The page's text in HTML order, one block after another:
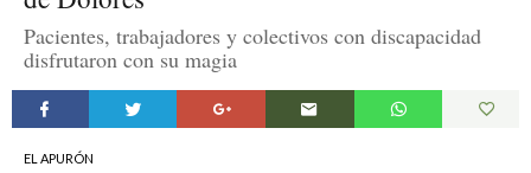
Pacientes, trabajadores y colectivos con discapacidad
disfrutaron con su magia
EL APURÓN